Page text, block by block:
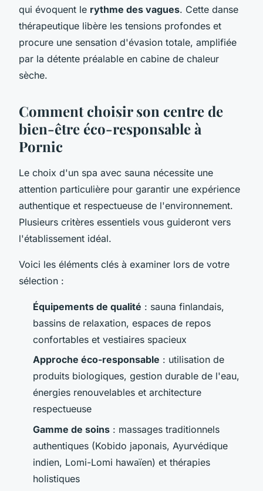
qui évoquent le rythme des vagues. Cette danse
thérapeutique libère les tensions profondes et
procure une sensation d'évasion totale, amplifiée
par la détente préalable en cabine de chaleur
sèche.
Comment choisir son centre de
bien-être éco-responsable à
Pornic
Le choix d'un spa avec sauna nécessite une
attention particulière pour garantir une expérience
authentique et respectueuse de l'environnement.
Plusieurs critères essentiels vous guideront vers
l'établissement idéal.
Voici les éléments clés à examiner lors de votre
sélection :
Équipements de qualité : sauna finlandais,
bassins de relaxation, espaces de repos
confortables et vestiaires spacieux
Approche éco-responsable : utilisation de
produits biologiques, gestion durable de l'eau,
énergies renouvelables et architecture
respectueuse
Gamme de soins : massages traditionnels
authentiques (Kobido japonais, Ayurvédique
indien, Lomi-Lomi hawaïen) et thérapies
holistiques